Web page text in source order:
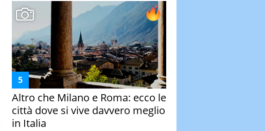
Altro che Milano e Roma: ecco le
città dove si vive davvero meglio
in Italia